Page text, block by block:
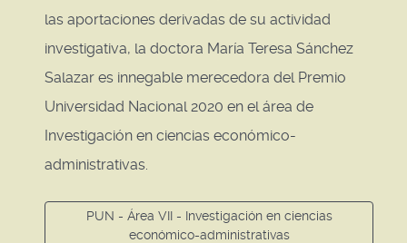
las aportaciones derivadas de su actividad
investigativa, la doctora María Teresa Sánchez
Salazar es innegable merecedora del Premio
Universidad Nacional 2020 en el área de
Investigación en ciencias económico-
administrativas.
PUN - Área VII - Investigación en ciencias
económico-administrativas